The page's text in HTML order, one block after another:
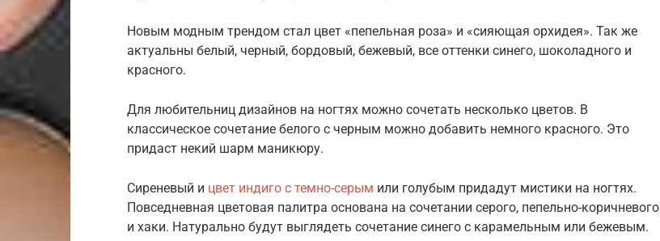
Новым модным трендом стал цвет «пепельная роза» и «сияющая орхидея». Так же
актуальны белый, черный, бордовый, бежевый, все оттенки синего, шоколадного и
красного.
Для любительниц дизайнов на ногтях можно сочетать несколько цветов. В
классическое сочетание белого с черным можно добавить немного красного. Это
придаст некий шарм маникюру.
Сиреневый и цвет индиго с темно-серым или голубым придадут мистики на ногтях.
Повседневная цветовая палитра основана на сочетании серого, пепельно-коричневого
и хаки. Натурально будут выглядеть сочетание синего с карамельным или бежевым.